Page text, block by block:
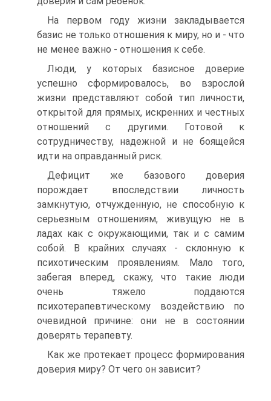
На первом году жизни закладывается
базис не только отношения к миру, но и - что
не менее важно - отношения к себе.
Люди, у которых базисное доверие
успешно сформировалось, во взрослой
жизни представляют собой тип личности,
открытой для прямых, искренних и честных
отношений с другими. Готовой к
сотрудничеству, надежной и не боящейся
идти на оправданный риск.
Дефицит же базового доверия
порождает впоследствии личность
замкнутую, отчужденную, не способную к
серьезным отношениям, живущую не в
ладах как с окружающими, так и с самим
собой. В крайних случаях - склонную к
психотическим проявлениям. Мало того,
забегая вперед, скажу, что такие люди
очень тяжело поддаются
психотерапевтическому воздействию по
очевидной причине: они не в состоянии
доверять терапевту.
Как же протекает процесс формирования
доверия миру? От чего он зависит?